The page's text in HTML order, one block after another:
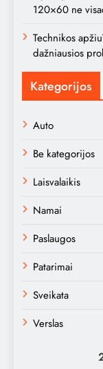
120×60 ne
Technikos
dažniausios
Kategorijos
Auto
Be kategorijos
Laisvalaikis
Namai
Paslaugos
Patarimai
Sveikata
Verslas